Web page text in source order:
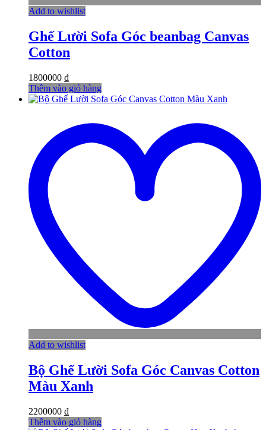
Add to wishlist
Ghế Lười Sofa Góc beanbag Canvas
Cotton
1800000 ₫
Thêm vào giỏ hàng
Add to wishlist
Bộ Ghế Lười Sofa Góc Canvas Cotton
Màu Xanh
2200000 ₫
Thêm vào giỏ hàng